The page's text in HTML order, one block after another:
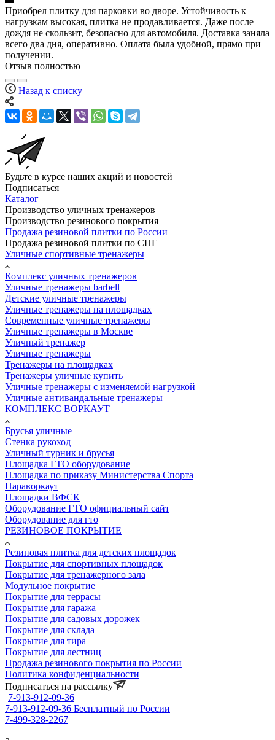
Приобрел плитку для парковки во дворе. Устойчивость к
нагрузкам высокая, плитка не продавливается. Даже после
дождя не скользит, безопасно для автомобиля. Доставка заняла
всего два дня, оперативно. Оплата была удобной, прямо при
получении.
Отзыв полностью
Назад к списку
Будьте в курсе наших акций и новостей
Подписаться
Каталог
Производство уличных тренажеров
Производство резинового покрытия
Продажа резиновой плитки по России
Продажа резиновой плитки по СНГ
Уличные спортивные тренажеры
Комплекс уличных тренажеров
Уличные тренажеры barbell
Детские уличные тренажеры
Уличные тренажеры на площадках
Современные уличные тренажеры
Уличные тренажеры в Москве
Уличный тренажер
Уличные тренажеры
Тренажеры на площадках
Тренажеры уличные купить
Уличные тренажеры с изменяемой нагрузкой
Уличные антивандальные тренажеры
КОМПЛЕКС ВОРКАУТ
Брусья уличные
Стенка рукоход
Уличный турник и брусья
Площадка ГТО оборудование
Площадка по приказу Министерства Спорта
Параворкаут
Площадки ВФСК
Оборудование ГТО официальный сайт
Оборудование для гто
РЕЗИНОВОЕ ПОКРЫТИЕ
Резиновая плитка для детских площадок
Покрытие для спортивных площадок
Покрытие для тренажерного зала
Модульное покрытие
Покрытие для террасы
Покрытие для гаража
Покрытие для садовых дорожек
Покрытие для склада
Покрытие для тира
Покрытие для лестниц
Продажа резинового покрытия по России
Политика конфиденциальности
Подписаться на рассылку
7-913-912-09-36
7-913-912-09-36 Бесплатный по России
7-499-328-2267